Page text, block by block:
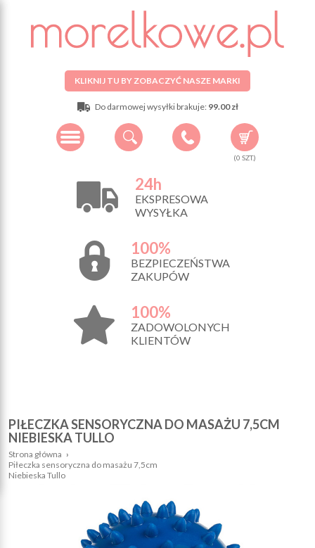
KLIKNIJ TU BY ZOBACZYĆ NASZE MARKI
Do darmowej wysyłki brakuje: 99.00 zł
(0 SZT.)
24h
EKSPRESOWA
WYSYŁKA
100%
BEZPIECZEŃSTWA
ZAKUPÓW
100%
ZADOWOLONYCH
KLIENTÓW
PIŁECZKA SENSORYCZNA DO MASAŻU 7,5CM
NIEBIESKA TULLO
Strona główna ›
Piłeczka sensoryczna do masażu 7,5cm
Niebieska Tullo